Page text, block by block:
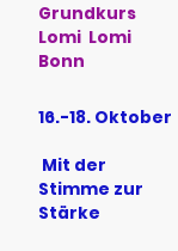
Grundkurs
Lomi Lomi
Bonn
16.-18. Oktober
Mit der
Stimme zur
Stärke